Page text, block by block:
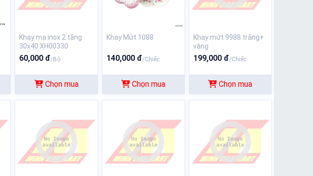
Khay mạ inox 2 tầng
30x40 XH00330
60,000 đ/Bộ
Chọn mua
Khay Mứt 1088
140,000 đ/Chiếc
Chọn mua
Khay mứt 9988 trắng+
vàng
199,000 đ/Chiếc
Chọn mua